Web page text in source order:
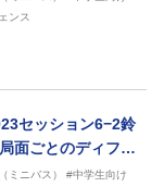
ンス
セッション6−2鈴
面ごとのディフェ
ミニバス）
#中学生向け